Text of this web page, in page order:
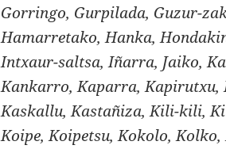
Gorringo, Gurpilada, Guzur-
Hamarretako, Hanka,
Intxaur-saltsa, Iñarra, Jaiko,
Kankarro, Kaparra,
Kaskallu, Kastañiza, Kili-kili,
Koipe, Koipetsu, Kokolo,